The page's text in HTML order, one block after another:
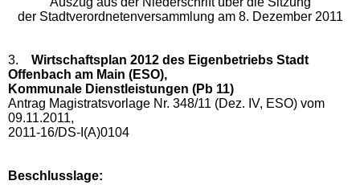
der Stadtverordnetenversammlung am 8. Dezember 2011
3.
Wirtschaftsplan 2012 des Eigenbetriebs Stadt
Offenbach am Main (ESO),
Kommunale Dienstleistungen (Pb 11)
Antrag Magistratsvorlage Nr. 348/11 (Dez. IV, ESO) vom
09.11.2011,
2011-16/DS-I(A)0104
Beschlusslage: